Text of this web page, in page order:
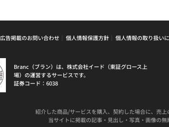
広告掲載のお問い合わせ 個人情報保護方針 個人情報の取り扱い
Branc（ブラン）は、株式会社イード（東証グロース上
場）の運営するサービスです。
証券コード：6038
紹介した商品/サービスを購入、契約した場合に、売上
当サイトに掲載の記事・見出し・写真・画像の